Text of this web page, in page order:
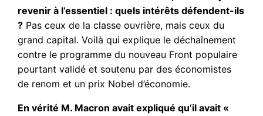
revenir à l’essentiel : quels intérêts défendent-ils
? Pas ceux de la classe ouvrière, mais ceux du
grand capital. Voilà qui explique le déchaînement
contre le programme du nouveau Front populaire
pourtant validé et soutenu par des économistes
de renom et un prix Nobel d’économie.
En vérité M. Macron avait expliqué qu’il avait «